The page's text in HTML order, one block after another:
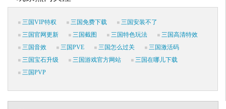
三国VIP特权 三国免费下载
三国安装不了
三国官网更新
三国截图 三国特色玩法
三国高清特效
三国音效
三国PVE 三国怎么过关
三国激活码
三国宝石升级
三国游戏官方网站
三国在哪儿下载
三国PVP